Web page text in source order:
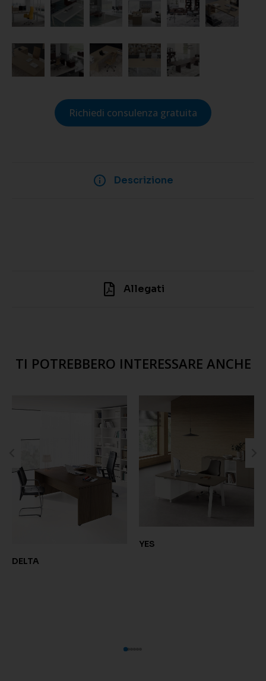
Richiedi consulenza gratuita
Descrizione
Allegati
TI POTREBBERO INTERESSARE ANCHE
DELTA
YES